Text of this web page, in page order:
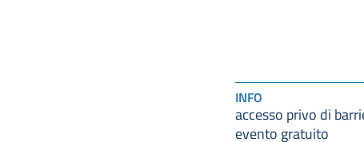
INFO
accesso privo di
evento gratuito